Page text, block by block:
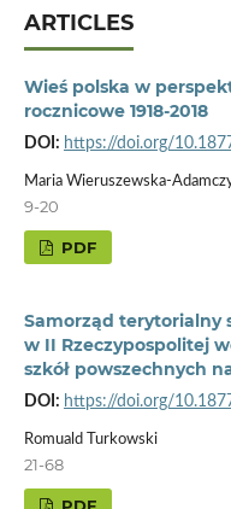
ARTICLES
Wieś polska w
rocznicowe 1918-2018
DOI: https://doi.org/
Maria Wieruszewska-
9-20
PDF
Samorząd terytorialny
w II Rzeczypospolitej
szkół powszechnych na
DOI: https://doi.org/
Romuald Turkowski
21-68